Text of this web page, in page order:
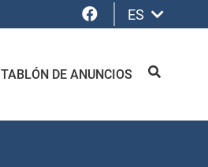
Facebook
ES
TABLÓN DE ANUNCIOS BUSCAR